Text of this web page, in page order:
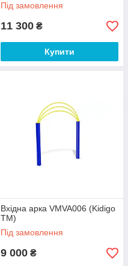
Під замовлення
11 300 ₴
Купити
Вхідна арка VMVA006 (Kidigo
ТМ)
Під замовлення
9 000 ₴